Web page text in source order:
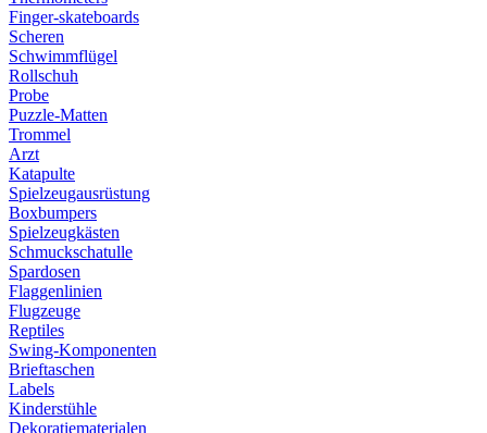
Finger-skateboards
Scheren
Schwimmflügel
Rollschuh
Probe
Puzzle-Matten
Trommel
Arzt
Katapulte
Spielzeugausrüstung
Boxbumpers
Spielzeugkästen
Schmuckschatulle
Spardosen
Flaggenlinien
Flugzeuge
Reptiles
Swing-Komponenten
Brieftaschen
Labels
Kinderstühle
Dekoratiematerialen